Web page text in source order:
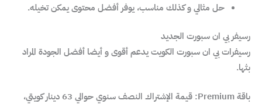
حل مثالي و كذلك مناسب، يوفر أفضل محتوى يمكن تخيله.
رسيفر بي ان سبورت الجديد
رسيفرات بي ان سبورت الكويت يدعم أقوى و أيضا أفضل الجودة المراد
بثها.
باقة Premium: قيمة الإشتراك النصف سنوي حوالي 63 دينار كويتي،